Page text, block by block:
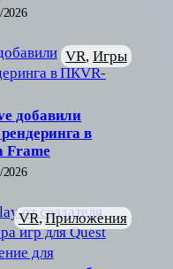
2026
добавили
в
Frame
VR, Игры
2026
VR, Приложения